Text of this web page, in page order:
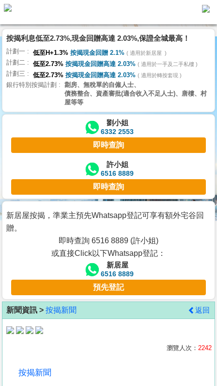
理
主
頁
搵
樓/
交
業
主
宅
谷
按
客
地
產
按揭利息低至2.73%,現金回贈高達 2.03%,保證全城最高！
計劃一 低至H+1.3% 按揭現金回贈 2.1% 適用於新居屋
計劃二 低至2.73% 按揭現金回贈高達 2.03% 適用於一手及二手私樓
計劃三 低至2.73% 按揭現金回贈高達 2.03% 適用於轉按套現
銀行特別按揭計劃
劏房、無稅單的自僱人士、
債務整合、資產審批(適合收入不足人士)、唐樓、村
屋等等
劉小姐
6332 2553
即時查詢
許小姐
6516 8889
即時查詢
新居屋按揭，準業主預先Whatsapp登記可享有額外宅谷回
贈。
即時查詢 6516 8889 (許小姐)
或直接Click以下Whatsapp登記：
新居屋
6516 8889
預先登記
新聞資訊 > 按揭新聞 返回
瀏覽人次： 2242
按揭新聞